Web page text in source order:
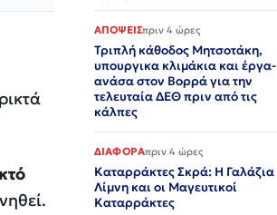
ΑΠΟΨΕΙΣπριν 4 ώρες
Τριπλή κάθοδος Μητσοτάκη,
υπουργικα κλιμάκια και έργα-
ανάσα στον Βορρά για την
τελευταία ΔΕΘ πριν από τις
κάλπες
ΔΙΑΦΟΡΑπριν 4 ώρες
Καταρράκτες Σκρά: Η Γαλάζια
Λίμνη και οι Μαγευτικοί
Καταρράκτες